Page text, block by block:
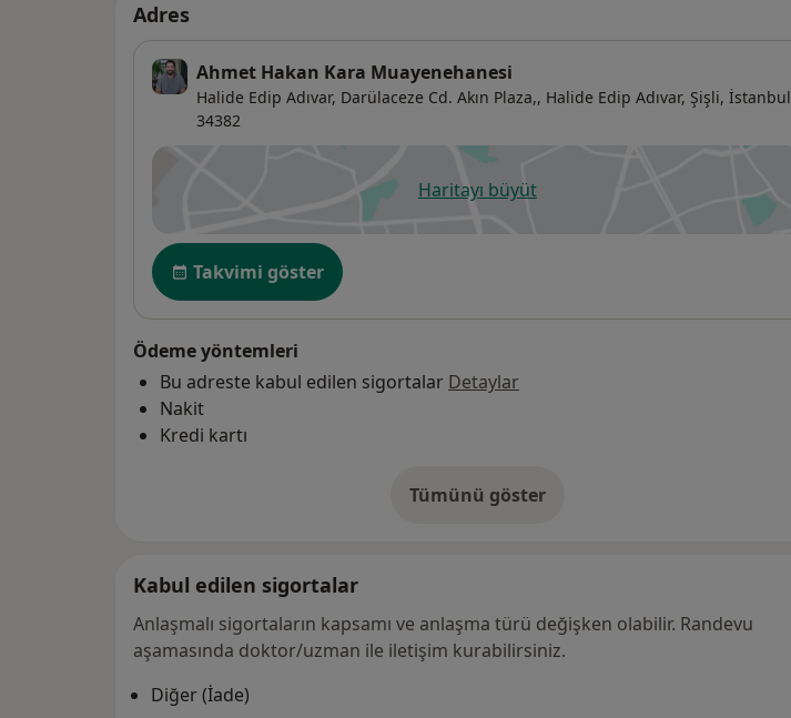
Adres
Ahmet Hakan Kara Muayenehanesi
Halide Edip Adıvar, Darülaceze Cd. Akın Plaza,, Halide Edip Adıvar, Şişli, İstanbul
34382
Haritayı büyüt
yeni bir sekmede açılır
Uygunluk
Takvimi göster
Ödeme yöntemleri
Bu adreste kabul edilen sigortalar Detaylar
Nakit
Kredi kartı
Tümünü göster
adres hakkında
Kabul edilen sigortalar
Anlaşmalı sigortaların kapsamı ve anlaşma türü değişken olabilir. Randevu
aşamasında doktor/uzman ile iletişim kurabilirsiniz.
Diğer (İade)